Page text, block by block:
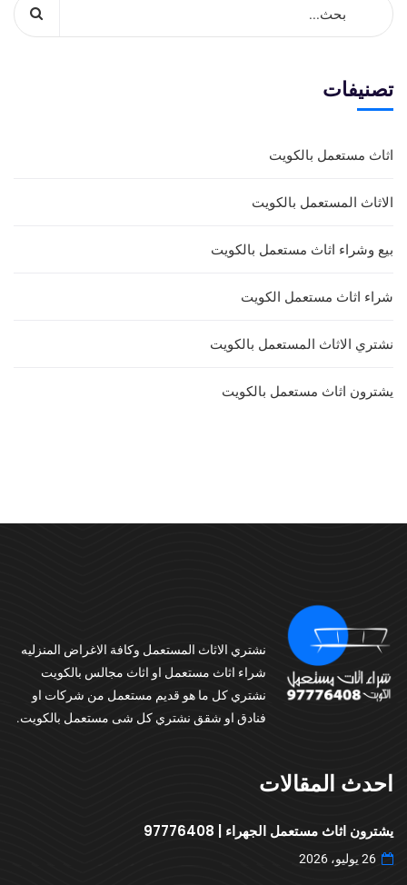
تصنيفات
اثاث مستعمل بالكويت
الاثاث المستعمل بالكويت
بيع وشراء اثاث مستعمل بالكويت
شراء اثاث مستعمل الكويت
نشتري الاثاث المستعمل بالكويت
يشترون اثاث مستعمل بالكويت
نشتري الاثاث المستعمل وكافة الاغراض المنزليه
شراء اثاث مستعمل او اثاث مجالس بالكويت
نشتري كل ما هو قديم مستعمل من شركات او
فنادق او شقق نشتري كل شى مستعمل بالكويت.
احدث المقالات
يشترون اثاث مستعمل الجهراء | 97776408
26 يوليو، 2026